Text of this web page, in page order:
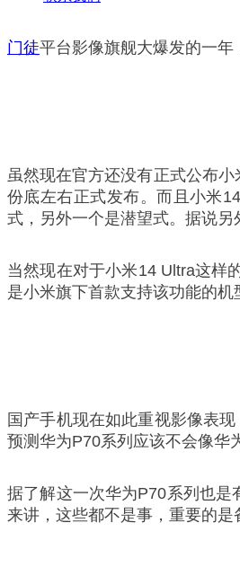
门徒平台影像旗舰大爆发的一年
虽然现在官方还没有正式公布
份底左右正式发布。而且小米
式，另外一个是潜望式。据说另
当然现在对于小米14 Ultra这样
是小米旗下首款支持该功能的机
国产手机现在如此重视影像表
预测华为P70系列应该不会像华
据了解这一次华为P70系列也是
来讲，这些都不是事，重要的是